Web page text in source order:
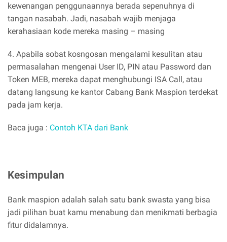
kewenangan penggunaannya berada sepenuhnya di
tangan nasabah. Jadi, nasabah wajib menjaga
kerahasiaan kode mereka masing – masing
4. Apabila sobat kosngosan mengalami kesulitan atau
permasalahan mengenai User ID, PIN atau Password dan
Token MEB, mereka dapat menghubungi ISA Call, atau
datang langsung ke kantor Cabang Bank Maspion terdekat
pada jam kerja.
Baca juga : Contoh KTA dari Bank
Kesimpulan
Bank maspion adalah salah satu bank swasta yang bisa
jadi pilihan buat kamu menabung dan menikmati berbagia
fitur didalamnya.